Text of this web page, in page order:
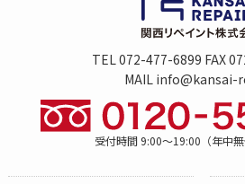
TEL 072-477-6899 FAX
MAIL info@kansai-
受付時間 9:00～19:00（年中無